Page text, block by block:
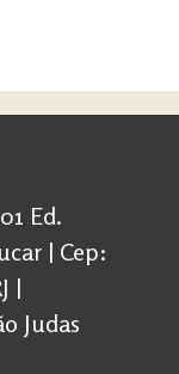
Ed.
| Cep:
|
Judas